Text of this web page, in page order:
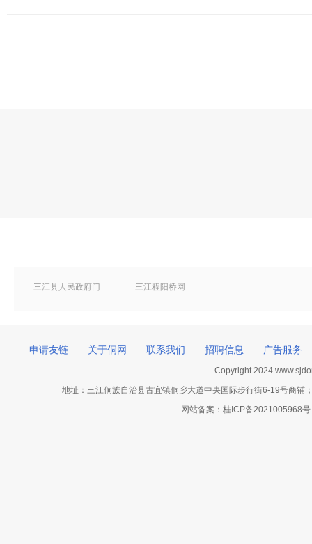
三江县人民政府门
三江程阳桥网
申请友链 关于侗网 联系我们 招聘信息 广告服务
Copyright 2024
地址：三江侗族自治县古宜镇侗乡大道中央国际步行街6-19号商
网站备案： 桂ICP备2021005968号